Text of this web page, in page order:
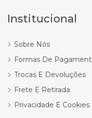
Institucional
Sobre Nós
Formas De
Trocas E Devoluções
Frete E Retirada
Privacidade E Cookies